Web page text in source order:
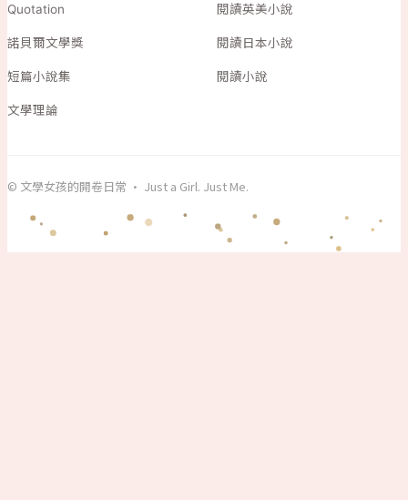
Quotation 閱讀英美小說
諾貝爾文學獎 閱讀日本小說
短篇小說集 閱讀小說
文學理論
© 文學女孩的開卷日常 · Just a Girl. Just Me.